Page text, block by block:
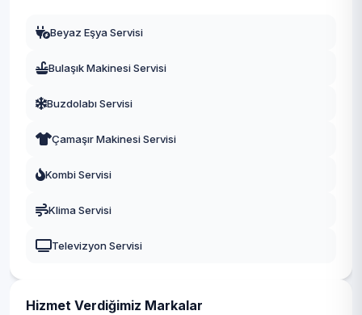
Beyaz Eşya Servisi
Bulaşık Makinesi Servisi
Buzdolabı Servisi
Çamaşır Makinesi Servisi
Kombi Servisi
Klima Servisi
Televizyon Servisi
Hizmet Verdiğimiz Markalar